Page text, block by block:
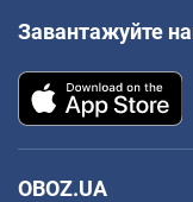
Завантажуйте
OBOZ.UA